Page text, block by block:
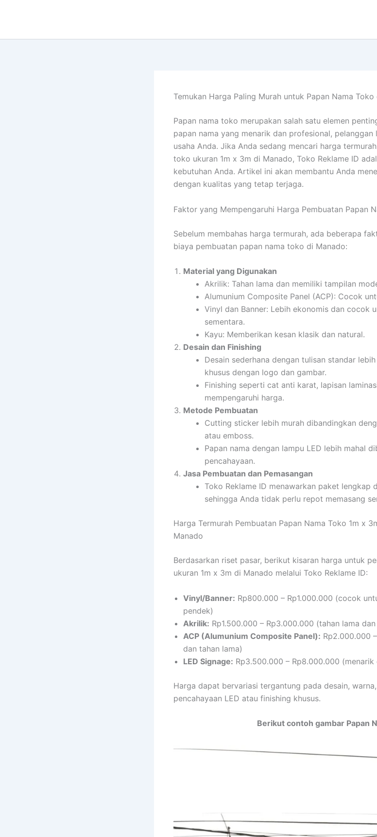
Temukan Harga Paling Murah untuk Papan Nama
Papan nama toko merupakan salah satu elemen
papan nama yang menarik dan profesional, pelanggan
usaha Anda. Jika Anda sedang mencari harga
toko ukuran 1m x 3m di Manado, Toko Reklame ID
kebutuhan Anda. Artikel ini akan membantu Anda
dengan kualitas yang tetap terjaga.
Faktor yang Mempengaruhi Harga Pembuatan Papan
Sebelum membahas harga termurah, ada beberapa
biaya pembuatan papan nama toko di Manado:
Material yang Digunakan
Akrilik: Tahan lama dan memiliki tampilan
Alumunium Composite Panel (ACP): Cocok
Vinyl dan Banner: Lebih ekonomis dan cocok
sementara.
Kayu: Memberikan kesan klasik dan natural.
Desain dan Finishing
Desain sederhana dengan tulisan standar
khusus dengan logo dan gambar.
Finishing seperti cat anti karat, lapisan
mempengaruhi harga.
Metode Pembuatan
Cutting sticker lebih murah dibandingkan
atau emboss.
Papan nama dengan lampu LED lebih mahal
pencahayaan.
Jasa Pembuatan dan Pemasangan
Toko Reklame ID menawarkan paket lengkap
sehingga Anda tidak perlu repot memasang
Harga Termurah Pembuatan Papan Nama Toko 1m x
Manado
Berdasarkan riset pasar, berikut kisaran harga untuk
ukuran 1m x 3m di Manado melalui Toko Reklame ID:
Vinyl/Banner: Rp800.000 – Rp1.000.000 (cocok
pendek)
Akrilik: Rp1.500.000 – Rp3.000.000 (tahan lama
ACP (Alumunium Composite Panel): Rp2.000.000
dan tahan lama)
LED Signage: Rp3.500.000 – Rp8.000.000 (menarik
Harga dapat bervariasi tergantung pada desain,
pencahayaan LED atau finishing khusus.
Berikut contoh gambar Papan